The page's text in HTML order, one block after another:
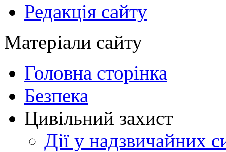
Редакція сайту
Матеріали сайту
Головна сторінка
Безпека
Цивільний захист
Дії у надзвичайних